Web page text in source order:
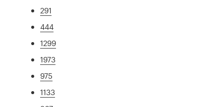
291
444
1299
1973
975
1133